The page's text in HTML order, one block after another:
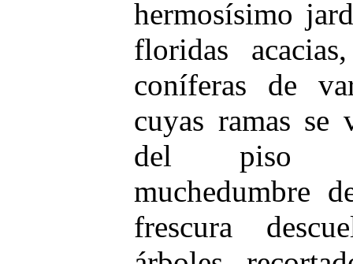
hermosísimo
floridas
coníferas de
cuyas ramas se
del piso
muchedumbre
frescura